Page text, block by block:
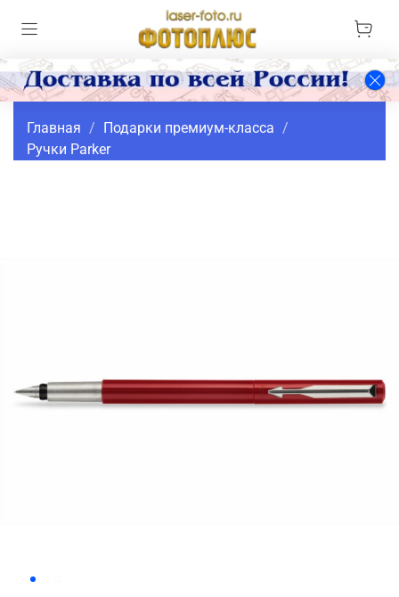
Главная
Подарки премиум-класса
Ручки Parker